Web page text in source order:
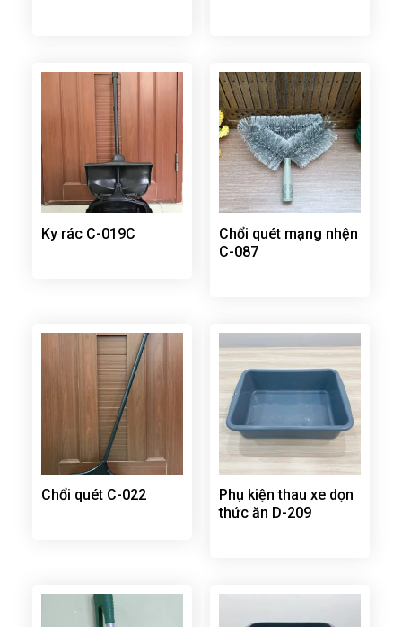
Ky rác C-019C
Chổi quét mạng nhện
C-087
Chổi quét C-022
Phụ kiện thau xe dọn
thức ăn D-209